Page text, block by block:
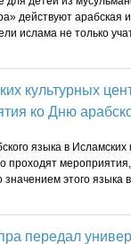
действуют арабская
ислама не только
культурных
ко Дню
языка в
проходят
значением этого языка
передал